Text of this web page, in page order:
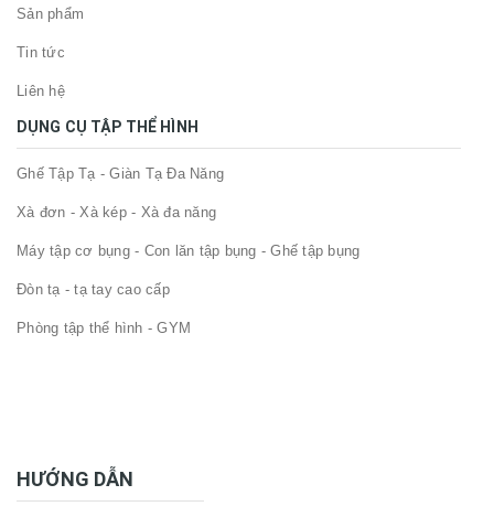
Sản phẩm
Tin tức
Liên hệ
DỤNG CỤ TẬP THỂ HÌNH
Ghế Tập Tạ - Giàn Tạ Đa Năng
Xà đơn - Xà kép - Xà đa năng
Máy tập cơ bụng - Con lăn tập bụng - Ghế tập bụng
Đòn tạ - tạ tay cao cấp
Phòng tập thể hình - GYM
HƯỚNG DẪN